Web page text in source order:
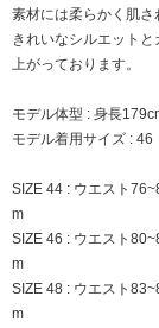
素材には柔らかく肌さ
きれいなシルエット
上がっております。
モデル体型 : 身長
モデル着用サイズ : 46
SIZE 44 : ウエスト
m
SIZE 46 : ウエスト
m
SIZE 48 : ウエスト
m